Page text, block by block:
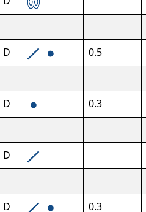
D
0.5
D
0.3
D
D 0.3